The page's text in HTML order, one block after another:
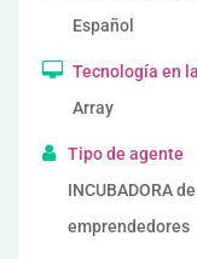
Español
Tecnología en
Array
Tipo de agente
INCUBADORA
emprendedores